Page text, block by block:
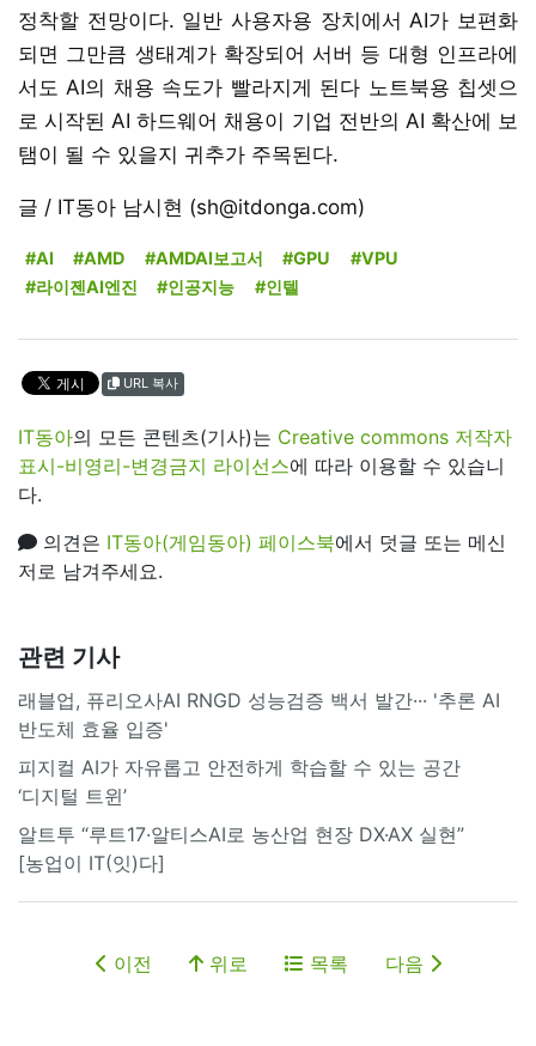
정착할 전망이다. 일반 사용자용 장치에서 AI가 보편화
되면 그만큼 생태계가 확장되어 서버 등 대형 인프라에
서도 AI의 채용 속도가 빨라지게 된다 노트북용 칩셋으
로 시작된 AI 하드웨어 채용이 기업 전반의 AI 확산에 보
탬이 될 수 있을지 귀추가 주목된다.
글 / IT동아 남시현 (sh@itdonga.com)
#AI #AMD #AMDAI보고서 #GPU
#VPU
#라이젠AI엔진
#인공지능 #인텔
URL 복사
IT동아의 모든 콘텐츠(기사)는 Creative commons 저작자
표시-비영리-변경금지 라이선스에 따라 이용할 수 있습니
다.
의견은 IT동아(게임동아) 페이스북에서 덧글 또는 메신
저로 남겨주세요.
관련 기사
래블업, 퓨리오사AI RNGD 성능검증 백서 발간··· '추론 AI
반도체 효율 입증'
피지컬 AI가 자유롭고 안전하게 학습할 수 있는 공간
‘디지털 트윈’
알트투 “루트17·알티스AI로 농산업 현장 DX·AX 실현”
[농업이 IT(잇)다]
이전 위로 목록 다음